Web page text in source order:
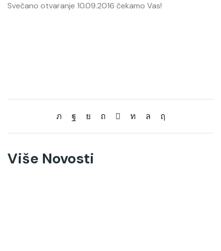
Svečano otvaranje 10.09.2016 čekamo Vas!
Više Novosti